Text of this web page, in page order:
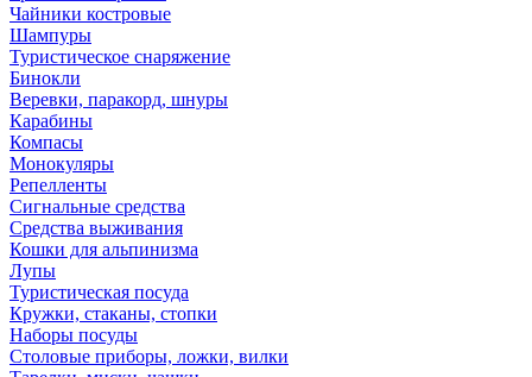
Чайники костровые
Шампуры
Туристическое снаряжение
Бинокли
Веревки, паракорд, шнуры
Карабины
Компасы
Монокуляры
Репелленты
Сигнальные средства
Средства выживания
Кошки для альпинизма
Лупы
Туристическая посуда
Кружки, стаканы, стопки
Наборы посуды
Столовые приборы, ложки, вилки